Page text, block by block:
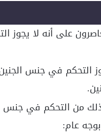
على أنه لا
التحكم في جنس
ذلك من التحكم في
عام: